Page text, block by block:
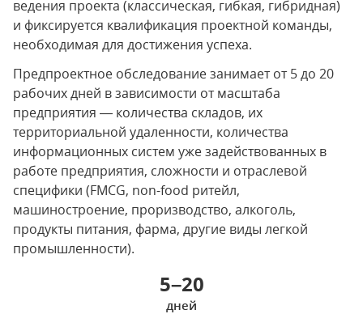
ведения проекта (классическая, гибкая, гибридная)
и фиксируется квалификация проектной команды,
необходимая для достижения успеха.
Предпроектное обследование занимает от 5 до 20
рабочих дней в зависимости от масштаба
предприятия — количества складов, их
территориальной удаленности, количества
информационных систем уже задействованных в
работе предприятия, сложности и отраслевой
специфики (FMCG, non-food ритейл,
машиностроение, проризводство, алкоголь,
продукты питания, фарма, другие виды легкой
промышленности).
5–20
дней